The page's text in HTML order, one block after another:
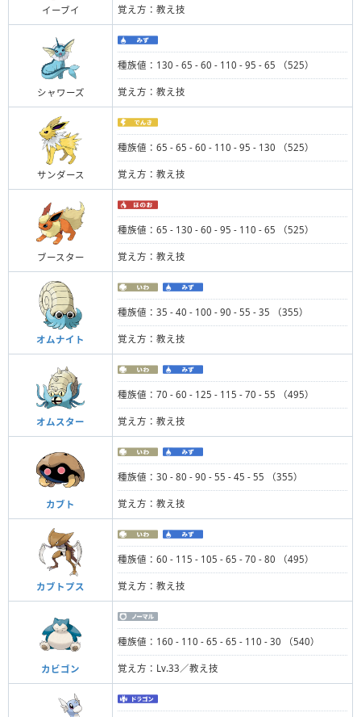
イーブイ 覚え方：教え技
シャワーズ
種族値：130 - 65 - 60 - 110 - 95 - 65 （525）
覚え方：教え技
サンダース
種族値：65 - 65 - 60 - 110 - 95 - 130 （525）
覚え方：教え技
ブースター
種族値：65 - 130 - 60 - 95 - 110 - 65 （525）
覚え方：教え技
オムナイト
種族値：35 - 40 - 100 - 90 - 55 - 35 （355）
覚え方：教え技
オムスター
種族値：70 - 60 - 125 - 115 - 70 - 55 （495）
覚え方：教え技
カブト
種族値：30 - 80 - 90 - 55 - 45 - 55 （355）
覚え方：教え技
カブトプス
種族値：60 - 115 - 105 - 65 - 70 - 80 （495）
覚え方：教え技
カビゴン
種族値：160 - 110 - 65 - 65 - 110 - 30 （540）
覚え方：Lv.33／教え技